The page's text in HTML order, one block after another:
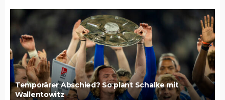
Temporärer Abschied? So plant Schalke mit
Wallentowitz